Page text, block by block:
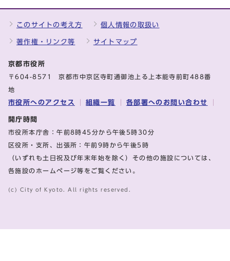
このサイトの考え方 個人情報の取扱い
著作権・リンク等 サイトマップ
京都市役所
〒604-8571 京都市中京区寺町通御池上る上本能寺前町488番
地
市役所へのアクセス 組織一覧 各部署へのお問い合わせ
開庁時間
市役所本庁舎：午前8時45分から午後5時30分
区役所・支所、出張所：午前9時から午後5時
（いずれも土日祝及び年末年始を除く）その他の施設については、
各施設のホームページ等をご覧ください。
(c) City of Kyoto. All rights reserved.